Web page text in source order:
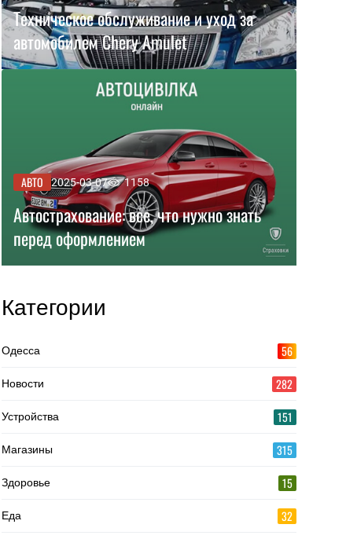
Техническое обслуживание и уход за
автомобилем Chery Amulet
АВТО 2025-03-07 1158
Автострахование: все, что нужно знать
перед оформлением
Категории
Одесса 56
Новости 282
Устройства 151
Магазины 315
Здоровье 15
Еда 32